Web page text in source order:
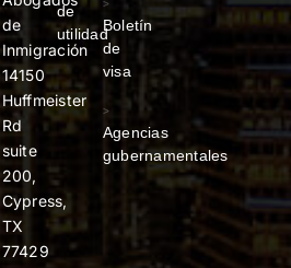
de
Inmigración
14150
Huffmeister
Rd
suite
200,
Cypress,
TX
77429
de
utilidad
>
Boletín
de
visa
>
Agencias
gubernamentales